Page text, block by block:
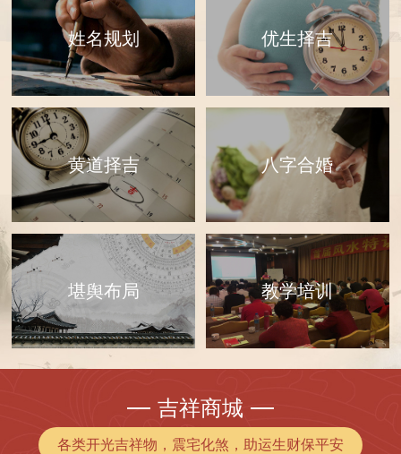
姓名规划 优生择吉
黄道择吉 八字合婚
堪舆布局 教学培训
吉祥商城
各类开光吉祥物，震宅化煞，助运生财保平安